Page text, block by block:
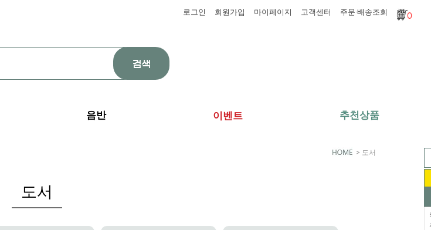
로그인 회원가입 마이페이지 고객센터 주문·배송조회 0
음반 이벤트 추천상품
> 도서
도서